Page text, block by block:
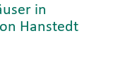
in
Hanstedt